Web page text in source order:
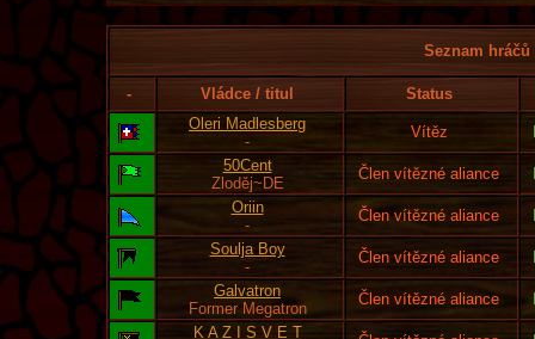
Seznam
- Vládce / titul
Status
Oleri Madlesberg
-
Vítěz
50Cent
Zloděj~DE
Člen vítězné aliance
Oriin
-
Člen vítězné aliance
Soulja Boy
-
Člen vítězné aliance
Galvatron
Former Megatron
Člen vítězné aliance
K A Z I S V E T